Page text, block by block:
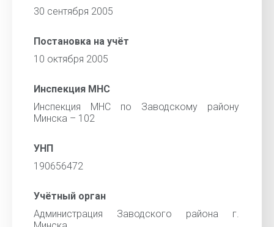
30 сентября 2005
Постановка на учёт
10 октября 2005
Инспекция МНС
Инспекция МНС по Заводскому району
Минска – 102
УНП
190656472
Учётный орган
Администрация Заводского района г.